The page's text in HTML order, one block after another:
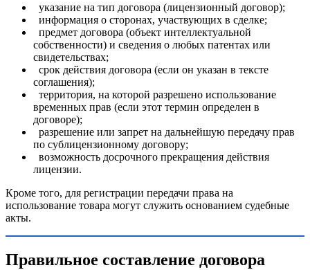
указание на тип договора (лицензионный договор);
информация о сторонах, участвующих в сделке;
предмет договора (объект интеллектуальной
собственности) и сведения о любых патентах или
свидетельствах;
срок действия договора (если он указан в тексте
соглашения);
территория, на которой разрешено использование
временных прав (если этот термин определен в
договоре);
разрешение или запрет на дальнейшую передачу прав
по сублицензионному договору;
возможность досрочного прекращения действия
лицензии.
Кроме того, для регистрации передачи права на
использование товара могут служить основанием судебные
акты.
Правильное составление договора